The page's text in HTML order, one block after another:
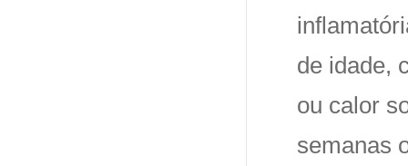
de idade,
ou calor
semanas